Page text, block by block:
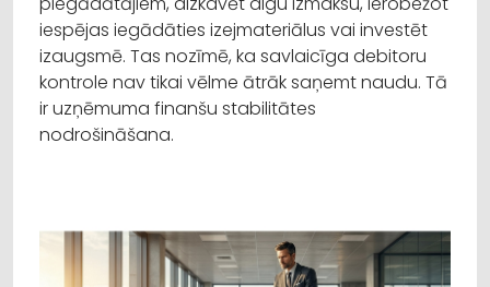
iespējas iegādāties izejmateriālus vai investēt
izaugsmē. Tas nozīmē, ka savlaicīga debitoru
kontrole nav tikai vēlme ātrāk saņemt naudu. Tā
ir uzņēmuma finanšu stabilitātes
nodrošināšana.